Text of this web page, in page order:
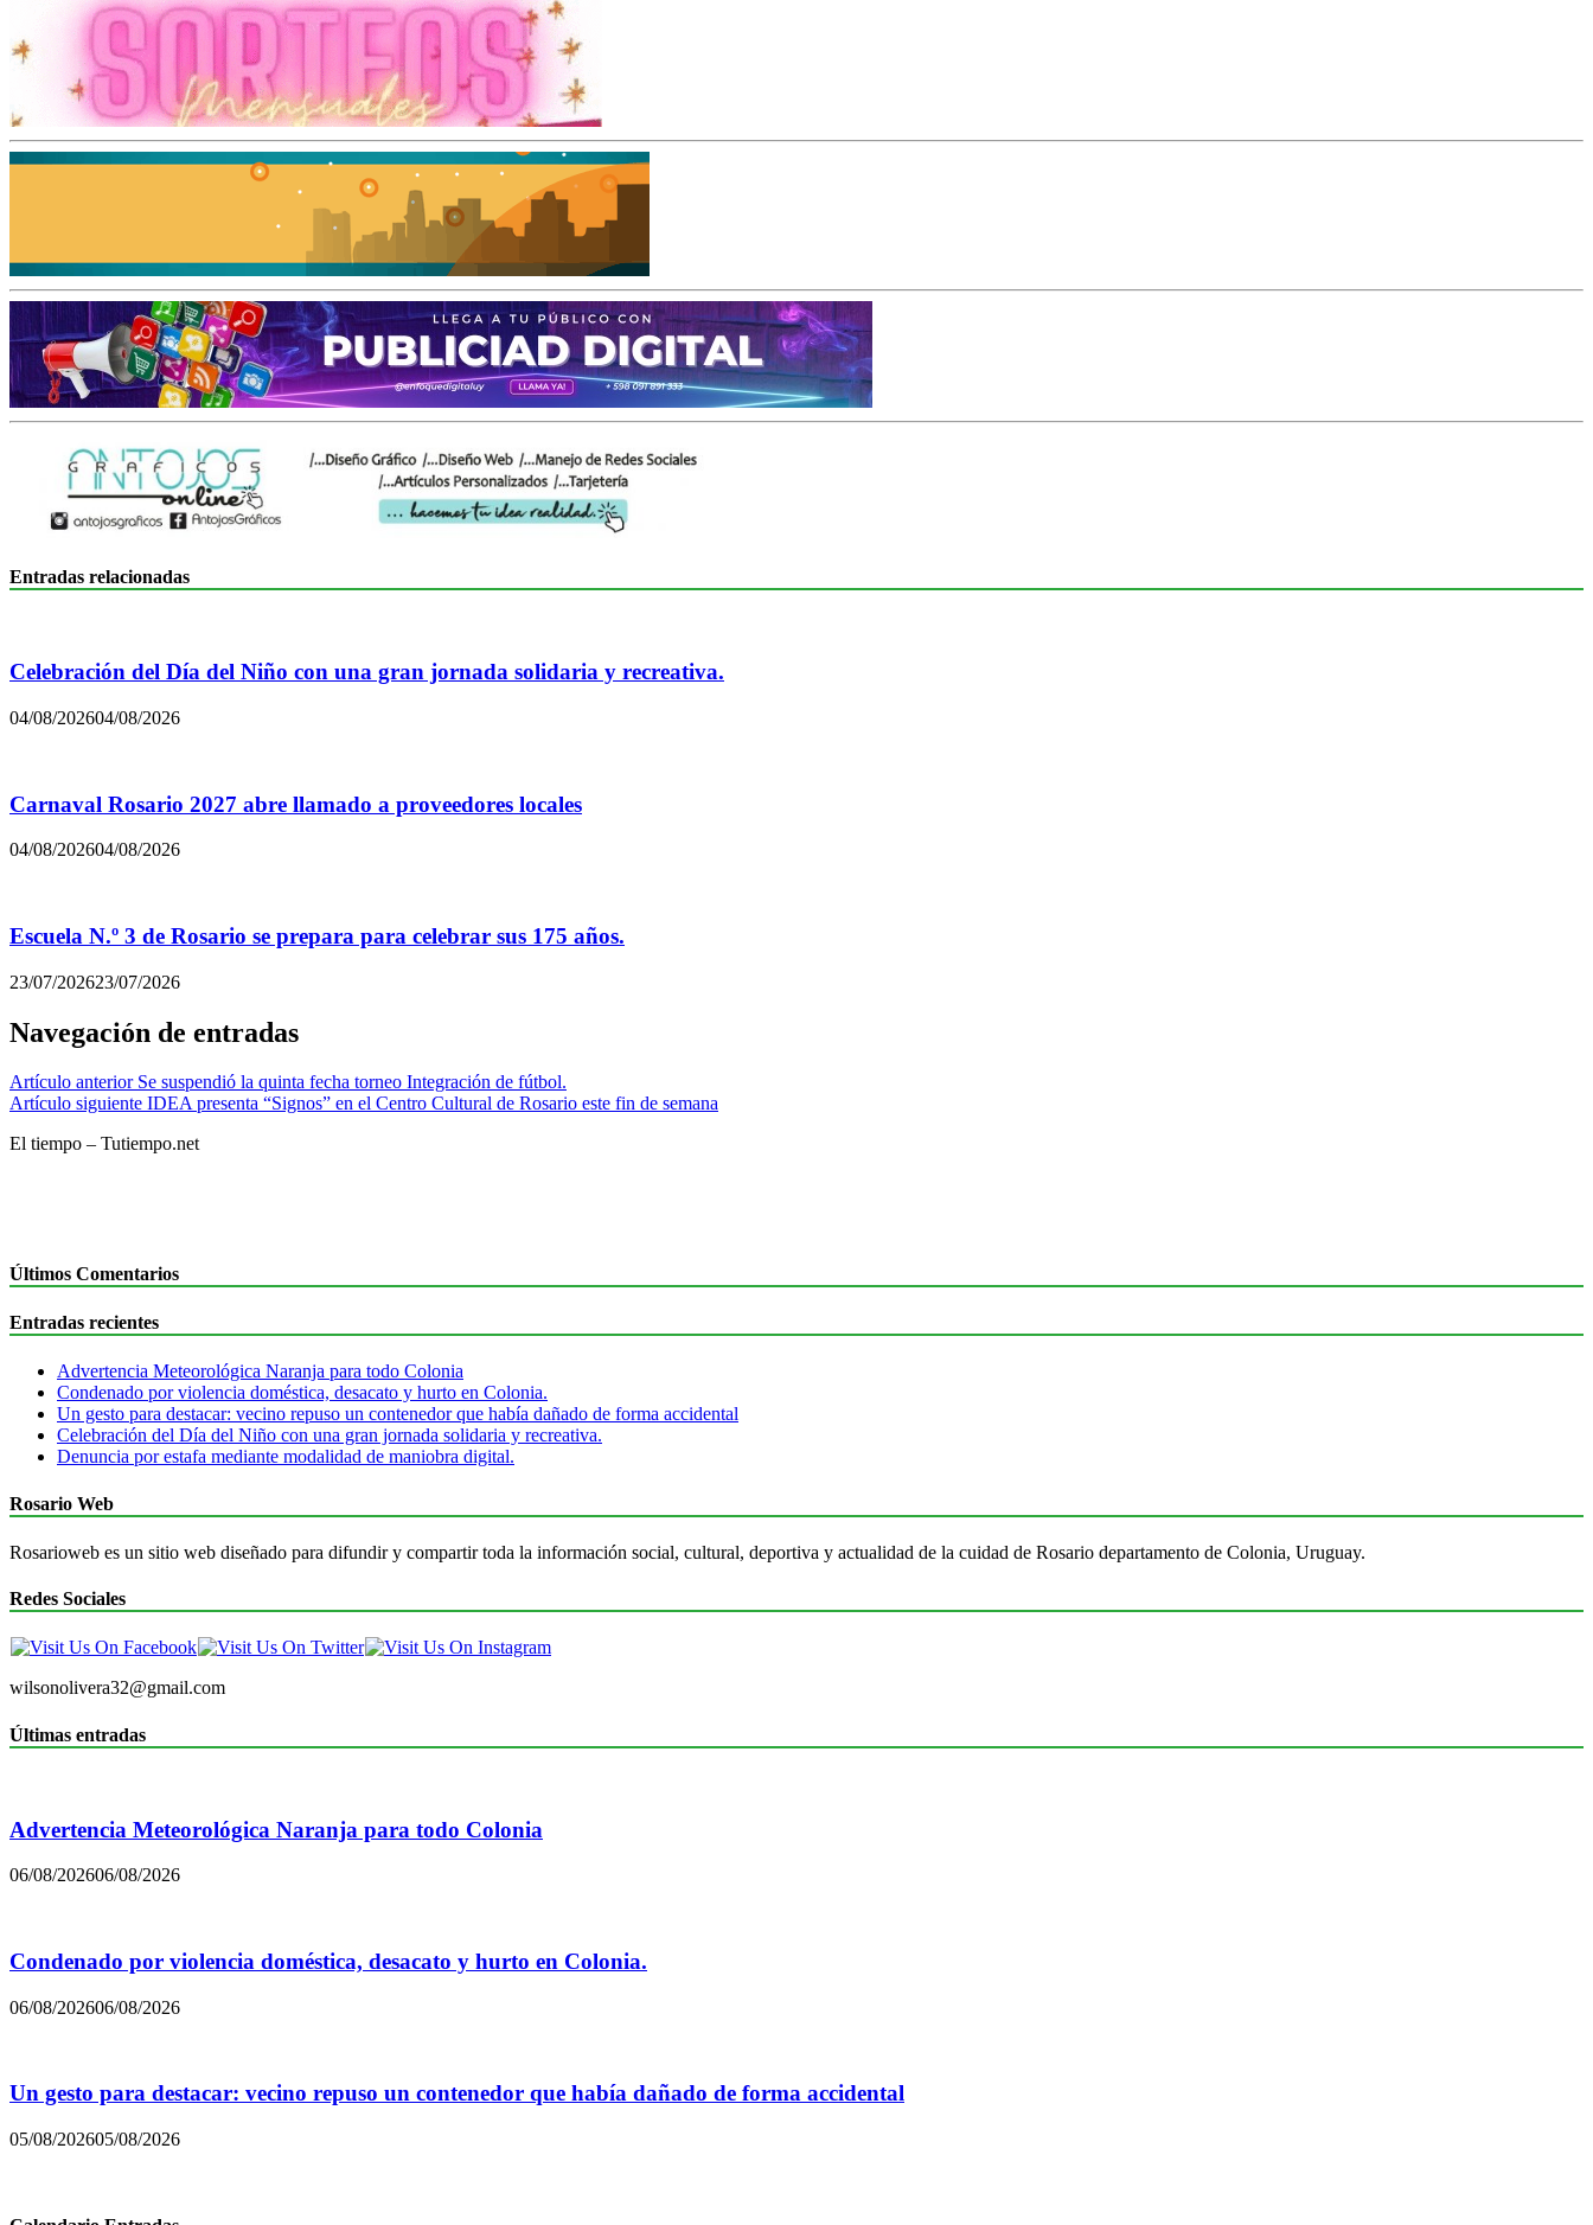
Entradas relacionadas
Celebración del Día del Niño con una gran jornada solidaria y recreativa.
04/08/202604/08/2026
Carnaval Rosario 2027 abre llamado a proveedores locales
04/08/202604/08/2026
Escuela N.º 3 de Rosario se prepara para celebrar sus 175 años.
23/07/202623/07/2026
Navegación de entradas
Artículo anterior Se suspendió la quinta fecha torneo Integración de fútbol.
Artículo siguiente IDEA presenta “Signos” en el Centro Cultural de Rosario este fin de semana
El tiempo – Tutiempo.net
Últimos Comentarios
Entradas recientes
Advertencia Meteorológica Naranja para todo Colonia
Condenado por violencia doméstica, desacato y hurto en Colonia.
Un gesto para destacar: vecino repuso un contenedor que había dañado de forma accidental
Celebración del Día del Niño con una gran jornada solidaria y recreativa.
Denuncia por estafa mediante modalidad de maniobra digital.
Rosario Web
Rosarioweb es un sitio web diseñado para difundir y compartir toda la información social, cultural, deportiva y actualidad de la cuidad de Rosario departamento de Colonia, Uruguay.
Redes Sociales
wilsonolivera32@gmail.com
Últimas entradas
Advertencia Meteorológica Naranja para todo Colonia
06/08/202606/08/2026
Condenado por violencia doméstica, desacato y hurto en Colonia.
06/08/202606/08/2026
Un gesto para destacar: vecino repuso un contenedor que había dañado de forma accidental
05/08/202605/08/2026